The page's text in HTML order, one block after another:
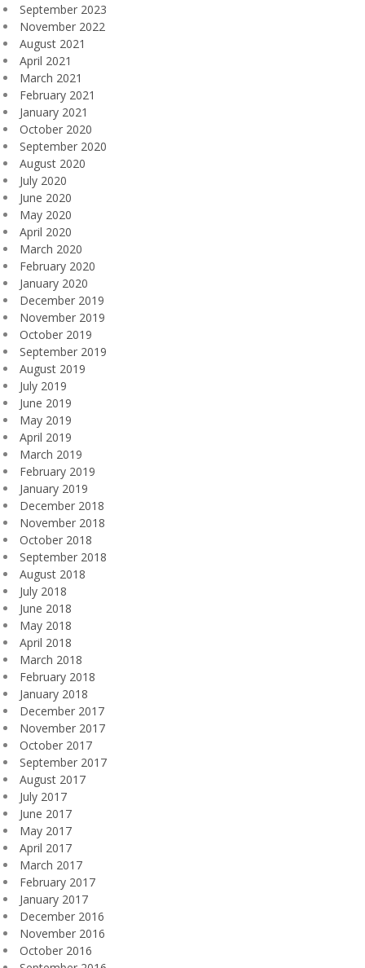
September 2023
November 2022
August 2021
April 2021
March 2021
February 2021
January 2021
October 2020
September 2020
August 2020
July 2020
June 2020
May 2020
April 2020
March 2020
February 2020
January 2020
December 2019
November 2019
October 2019
September 2019
August 2019
July 2019
June 2019
May 2019
April 2019
March 2019
February 2019
January 2019
December 2018
November 2018
October 2018
September 2018
August 2018
July 2018
June 2018
May 2018
April 2018
March 2018
February 2018
January 2018
December 2017
November 2017
October 2017
September 2017
August 2017
July 2017
June 2017
May 2017
April 2017
March 2017
February 2017
January 2017
December 2016
November 2016
October 2016